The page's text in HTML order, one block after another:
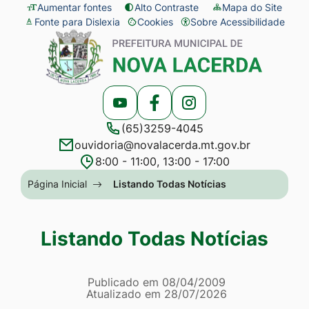
Seção
de
atalhos
acessibilidade
Ir
para
conteúdo
menu
[alt+2]
para
Aumentar fontes Alto Contraste
Mapa do Site
Fonte para Dislexia
Cookies
Abrir
preferências
de
cookies
Sobre Acessibilidade
Seção
menu
Acessar
a
Rede
Social
Acessar
a
Rede
Social
Acessar
a
Rede
Social
(65)3259-4045
ouvidoria@novalacerda.mt.gov.br
8:00 - 11:00, 13:00 - 17:00
Seção
do
principal
Página Inicial Listando Todas Notícias
Listando Todas Notícias
Página Listando Todas
Informações
Publicado em 08/04/2009
Atualizado em 28/07/2026